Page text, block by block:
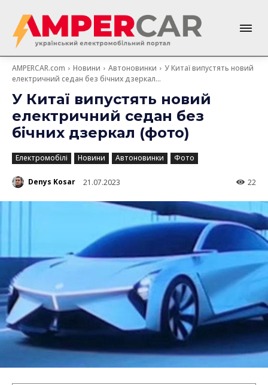
AMPERCAR.com Новини Автоновинки
У Китаї випустять новий
електричний седан без бічних дзеркал...
У Китаї випустять новий
електричний седан без
бічних дзеркал (фото)
Електромобілі Новини Автоновинки Фото
Denys Kosar 21.07.2023 22